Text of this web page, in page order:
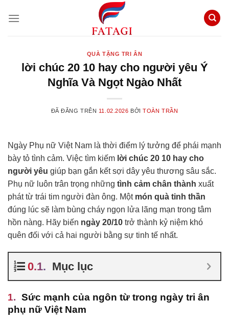
đến
QUÀ TẶNG TRI ÂN
lời chúc 20 10 hay cho người yêu Ý
Nghĩa Và Ngọt Ngào Nhất
ĐÃ ĐĂNG TRÊN 11.02.2026 BỞITOÀN TRẦN
Ngày Phụ nữ Việt Nam là thời điểm lý tưởng để phái mạnh
bày tỏ tình cảm. Việc tìm kiếm lời chúc 20 10 hay cho
người yêu giúp bạn gắn kết sợi dây yêu thương sâu sắc.
Phụ nữ luôn trân trọng những tình cảm chân thành xuất
phát từ trái tim người đàn ông. Một món quà tinh thần
đúng lúc sẽ làm bùng cháy ngọn lửa lãng mạn trong tâm
hồn nàng. Hãy biến ngày 20/10 trở thành kỷ niệm khó
quên đối với cả hai người bằng sự tinh tế nhất.
Mục lục
Sức mạnh của ngôn từ trong ngày tri ân
phụ nữ Việt Nam